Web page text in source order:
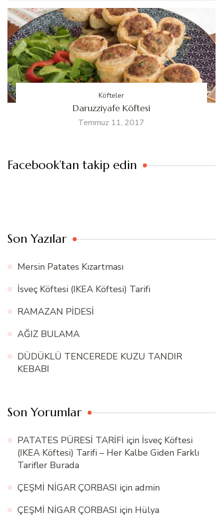
Köfteler
Daruzziyafe Köftesi
Temmuz 11, 2017
Facebook’tan takip edin
Son Yazılar
Mersin Patates Kızartması
İsveç Köftesi (IKEA Köftesi) Tarifi
RAMAZAN PİDESİ
AĞIZ BULAMA
DÜDÜKLÜ TENCEREDE KUZU TANDIR
KEBABI
Son Yorumlar
PATATES PÜRESİ TARİFİ için İsveç Köftesi
(IKEA Köftesi) Tarifi – Her Kalbe Giden Farklı
Tarifler Burada
ÇEŞMİ NİGAR ÇORBASI için admin
ÇEŞMİ NİGAR ÇORBASI için Hülya